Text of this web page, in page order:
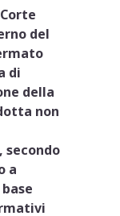
del
di
della
non
secondo
a